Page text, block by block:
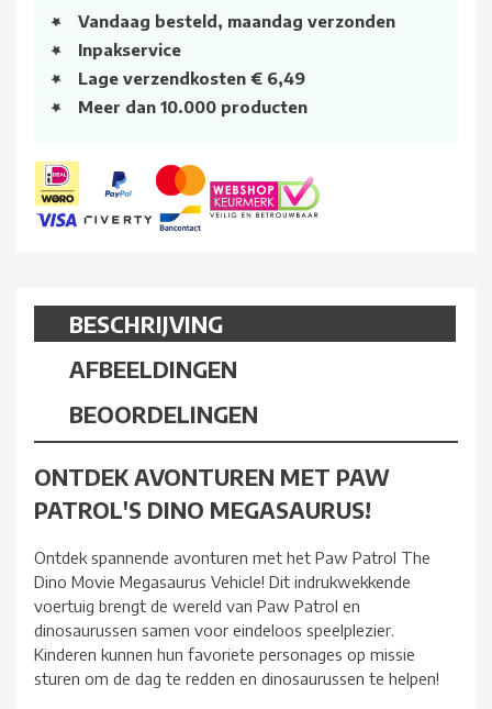
Vandaag besteld, maandag verzonden
Inpakservice
Lage verzendkosten € 6,49
Meer dan 10.000 producten
BESCHRIJVING
AFBEELDINGEN
BEOORDELINGEN
ONTDEK AVONTUREN MET PAW
PATROL'S DINO MEGASAURUS!
Ontdek spannende avonturen met het Paw Patrol The
Dino Movie Megasaurus Vehicle! Dit indrukwekkende
voertuig brengt de wereld van Paw Patrol en
dinosaurussen samen voor eindeloos speelplezier.
Kinderen kunnen hun favoriete personages op missie
sturen om de dag te redden en dinosaurussen te helpen!